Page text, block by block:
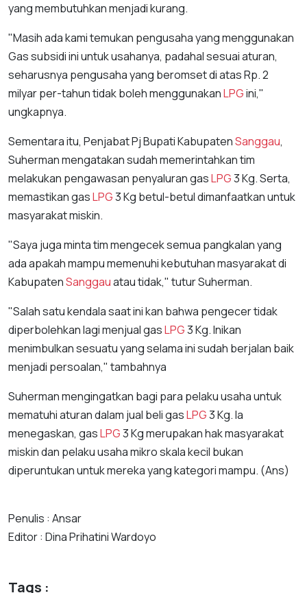
yang membutuhkan menjadi kurang.
"Masih ada kami temukan pengusaha yang menggunakan
Gas subsidi ini untuk usahanya, padahal sesuai aturan,
seharusnya pengusaha yang beromset di atas Rp. 2
milyar per-tahun tidak boleh menggunakanLPGini,"
ungkapnya.
Sementara itu, Penjabat Pj Bupati KabupatenSanggau,
Suherman mengatakan sudah memerintahkan tim
melakukan pengawasan penyaluran gasLPG3 Kg. Serta,
memastikan gasLPG3 Kg betul-betul dimanfaatkan untuk
masyarakat miskin.
"Saya juga minta tim mengecek semua pangkalan yang
ada apakah mampu memenuhi kebutuhan masyarakat di
KabupatenSanggauatau tidak," tutur Suherman.
"Salah satu kendala saat ini kan bahwa pengecer tidak
diperbolehkan lagi menjual gasLPG3 Kg. Inikan
menimbulkan sesuatu yang selama ini sudah berjalan baik
menjadi persoalan," tambahnya
Suherman mengingatkan bagi para pelaku usaha untuk
mematuhi aturan dalam jual beli gasLPG3 Kg. Ia
menegaskan, gasLPG3 Kg merupakan hak masyarakat
miskin dan pelaku usaha mikro skala kecil bukan
diperuntukan untuk mereka yang kategori mampu. (Ans)
Penulis : Ansar
Editor : Dina Prihatini Wardoyo
Tags :